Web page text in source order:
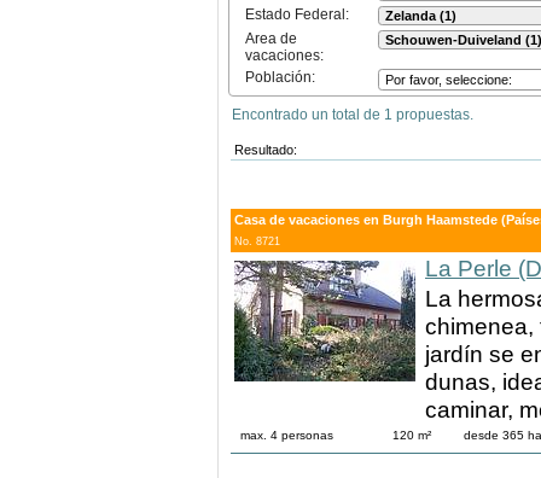
Estado Federal:
Area de
vacaciones:
Población:
Encontrado un total de 1 propuestas.
Resultado:
Casa de vacaciones en Burgh Haamstede
No. 8721
La Perle
La
chimenea,
jardín se
dunas,
caminar,
max. 4 personas 120 m² desde 365